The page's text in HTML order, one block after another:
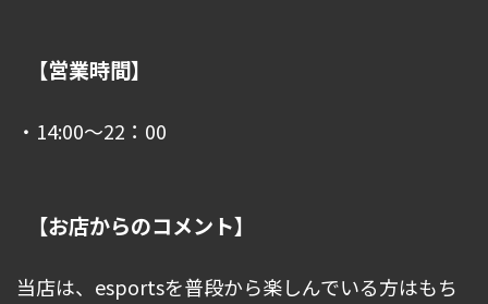
【営業時間】
・14:00～22：00
【お店からのコメント】
当店は、esportsを普段から楽しんでいる方はもち